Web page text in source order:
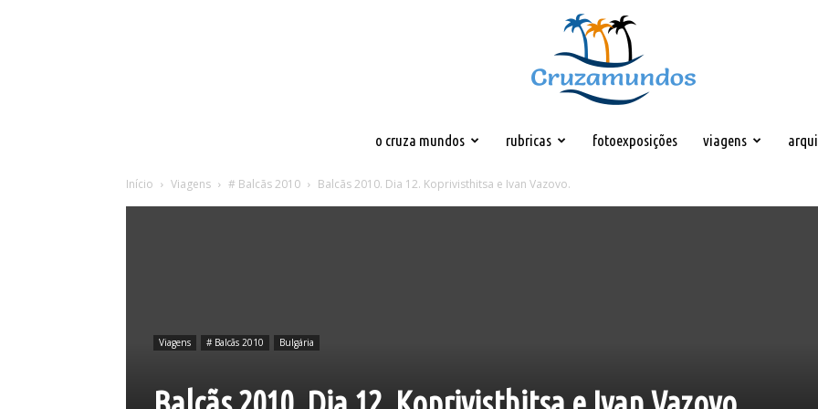
o cruza mundos rubricas fotoexposições viagens
Início Viagens # Balcãs 2010 Balcãs 2010. Dia 12. Koprivisthitsa e Ivan Vazovo.
Viagens # Balcãs 2010 Bulgária